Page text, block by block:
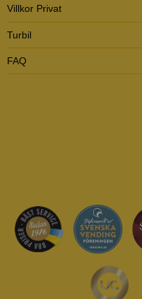
Villkor Privat
Turbil
FAQ